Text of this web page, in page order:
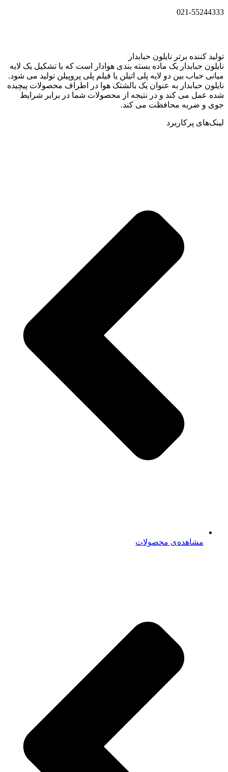
021-55244333
تولید کننده برتر نایلون حبابدار
نایلون حبابدار یک ماده بسته بندی هوادار است که با تشکیل یک لایه
میانی حباب بین دو لایه پلی اتیلن یا فیلم پلی پروپیلن تولید می شود.
نایلون حبابدار به عنوان یک بالشتک هوا در اطراف محصولات پیچیده
شده عمل می کند و در نتیجه از محصولات شما در برابر شرایط
جوی و ضربه محافظت می کند.
لینک‌های پرکاربرد
مشاهده‌ی محصولات